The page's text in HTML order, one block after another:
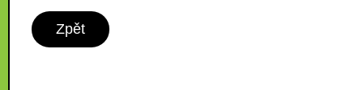
Zpět